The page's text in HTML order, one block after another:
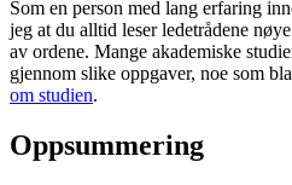
Som en person med lang erfaring
jeg at du alltid leser ledetrådene
av ordene. Mange akademiske
gjennom slike oppgaver, noe som
om studien.
Oppsummering